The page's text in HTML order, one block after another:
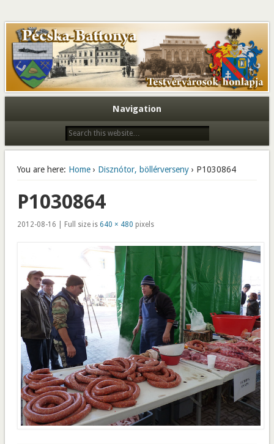
Navigation
You are here: Home› Disznótor, böllérverseny› P1030864
P1030864
2012-08-16 | Full size is 640 × 480 pixels